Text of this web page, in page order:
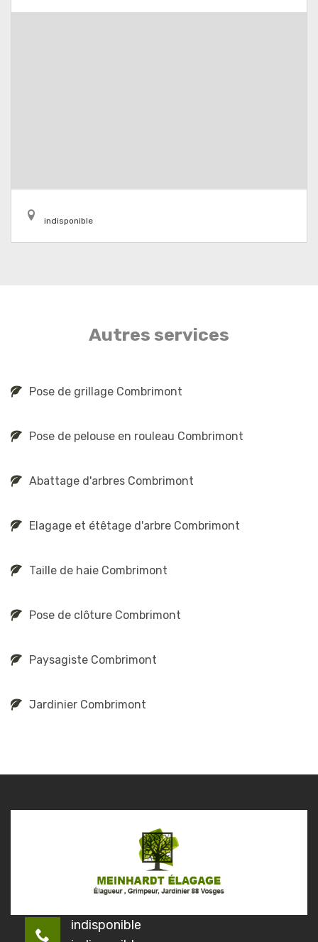
indisponible
Autres services
Pose de grillage Combrimont
Pose de pelouse en rouleau Combrimont
Abattage d'arbres Combrimont
Elagage et étêtage d'arbre Combrimont
Taille de haie Combrimont
Pose de clôture Combrimont
Paysagiste Combrimont
Jardinier Combrimont
indisponible